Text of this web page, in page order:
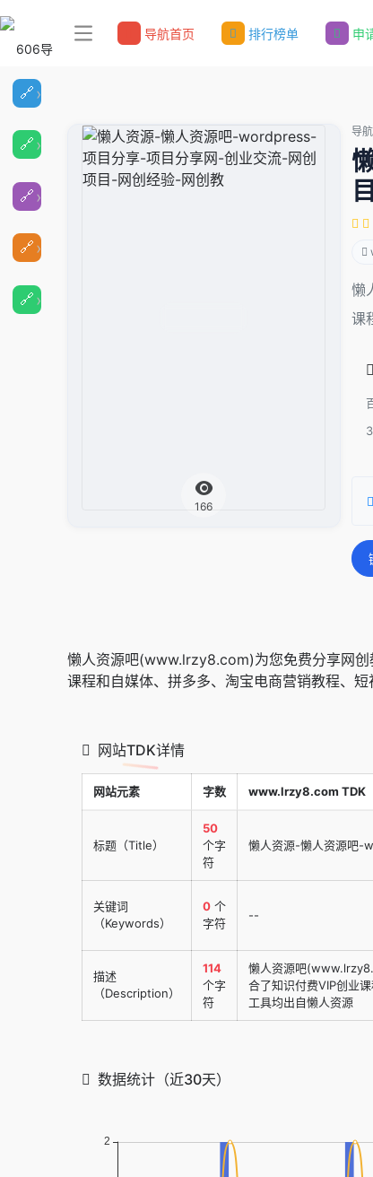
导航首页 排行榜单 申
166
导
懒
课
懒人资源吧(www.lrzy8.com)为您免费分享网创
课程和自媒体、拼多多、淘宝电商营销教程、
网站TDK详情
网站元素 字数 www.lrzy8.com TDK
标题（Title）
50
个字
符
懒人资源-懒人资源吧-
关键词
（Keywords）
0 个
字符
--
描述
（Description）
114
个字
符
懒人资源吧
合了知识付费VIP创业
工具均出自懒人资源
数据统计（近30天）